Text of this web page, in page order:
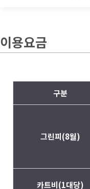
이용요금
구분
그린피(8월)
카트비(1대당)